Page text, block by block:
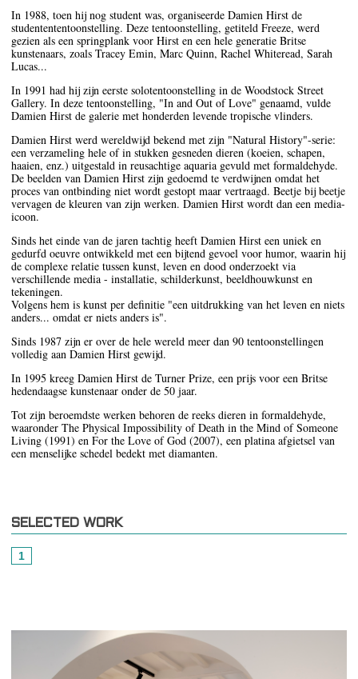
In 1988, toen hij nog student was, organiseerde Damien Hirst de
studentententoonstelling. Deze tentoonstelling, getiteld Freeze, werd
gezien als een springplank voor Hirst en een hele generatie Britse
kunstenaars, zoals Tracey Emin, Marc Quinn, Rachel Whiteread, Sarah
Lucas...
In 1991 had hij zijn eerste solotentoonstelling in de Woodstock Street
Gallery. In deze tentoonstelling, "In and Out of Love" genaamd, vulde
Damien Hirst de galerie met honderden levende tropische vlinders.
Damien Hirst werd wereldwijd bekend met zijn "Natural History"-serie:
een verzameling hele of in stukken gesneden dieren (koeien, schapen,
haaien, enz.) uitgestald in reusachtige aquaria gevuld met formaldehyde.
De beelden van Damien Hirst zijn gedoemd te verdwijnen omdat het
proces van ontbinding niet wordt gestopt maar vertraagd. Beetje bij beetje
vervagen de kleuren van zijn werken. Damien Hirst wordt dan een media-
icoon.
Sinds het einde van de jaren tachtig heeft Damien Hirst een uniek en
gedurfd oeuvre ontwikkeld met een bijtend gevoel voor humor, waarin hij
de complexe relatie tussen kunst, leven en dood onderzoekt via
verschillende media - installatie, schilderkunst, beeldhouwkunst en
tekeningen.
Volgens hem is kunst per definitie "een uitdrukking van het leven en niets
anders... omdat er niets anders is".
Sinds 1987 zijn er over de hele wereld meer dan 90 tentoonstellingen
volledig aan Damien Hirst gewijd.
In 1995 kreeg Damien Hirst de Turner Prize, een prijs voor een Britse
hedendaagse kunstenaar onder de 50 jaar.
Tot zijn beroemdste werken behoren de reeks dieren in formaldehyde,
waaronder The Physical Impossibility of Death in the Mind of Someone
Living (1991) en For the Love of God (2007), een platina afgietsel van
een menselijke schedel bedekt met diamanten.
SELECTED WORK
1